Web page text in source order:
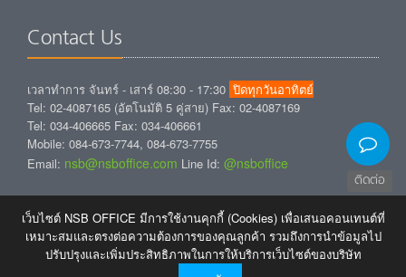
เว็บไซต์ NSB OFFICE มีการใช้งานคุกกี้ (Cookies) เพื่อเสนอคอนเทนต์ที่
เหมาะสมและตรงต่อความต้องการของคุณลูกค้า รวมถึงการนำข้อมูลไป
ปรับปรุงและเพิ่มประสิทธิภาพในการให้บริการเว็บไซต์ของบริษัท
ติดต่อ
Contact Us
เวลาทำการ จันทร์ - เสาร์ 08:30 - 17:30 ปิดทุกวันอาทิตย์
Tel: 02-4087165 (อัตโนมัติ 5 คู่สาย) Fax: 02-4087169
Tel: 034-406665 Fax: 034-406661
Mobile: 084-673-7744, 084-673-7755
Email: nsb@nsboffice.com Line Id: @nsboffice
Free E-Newsletter